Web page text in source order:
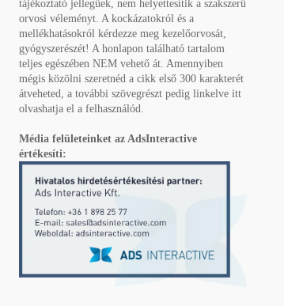
tájékoztató jellegűek, nem helyettesítik a szakszerű
orvosi véleményt. A kockázatokról és a
mellékhatásokról kérdezze meg kezelőorvosát,
gyógyszerészét! A honlapon található tartalom
teljes egészében NEM vehető át. Amennyiben
mégis közölni szeretnéd a cikk első 300 karakterét
átveheted, a további szövegrészt pedig linkelve itt
olvashatja el a felhasználód.
Média felületeinket az AdsInteractive
értékesíti: